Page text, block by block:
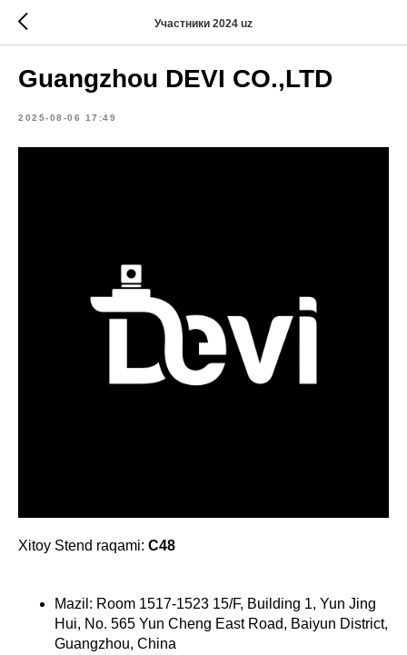
Участники 2024 uz
Guangzhou DEVI CO.,LTD
2025-08-06 17:49
Xitoy Stend raqami: C48
Mazil: Room 1517-1523 15/F, Building 1, Yun Jing
Hui, No. 565 Yun Cheng East Road, Baiyun District,
Guangzhou, China